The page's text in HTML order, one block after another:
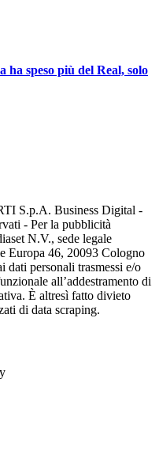
ha speso più del Real, solo
S.p.A. Business Digital -
- Per la pubblicità
N.V., sede legale
Europa 46, 20093 Cologno
dati personali trasmessi e/o
all’addestramento di
È altresì fatto divieto
di data scraping.